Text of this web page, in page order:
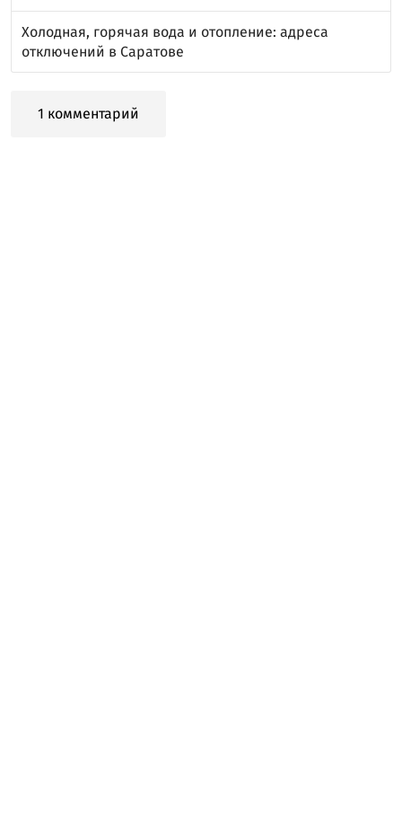
Холодная, горячая вода и отопление: адреса
отключений в Саратове
1 комментарий